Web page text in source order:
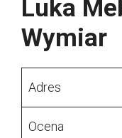
Luka
Wymiar
Adres
Ocena